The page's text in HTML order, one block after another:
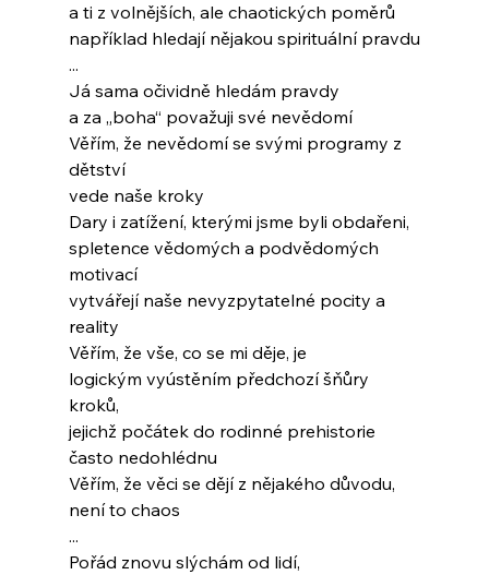
a ti z volnějších, ale chaotických poměrů
například hledají nějakou spirituální pravdu
...
Já sama očividně hledám pravdy
a za „boha“ považuji své nevědomí
Věřím, že nevědomí se svými programy z
dětství
vede naše kroky
Dary i zatížení, kterými jsme byli obdařeni,
spletence vědomých a podvědomých
motivací
vytvářejí naše nevyzpytatelné pocity a
reality
Věřím, že vše, co se mi děje, je
logickým vyústěním předchozí šňůry
kroků,
jejichž počátek do rodinné prehistorie
často nedohlédnu
Věřím, že věci se dějí z nějakého důvodu,
není to chaos
...
Pořád znovu slýchám od lidí,